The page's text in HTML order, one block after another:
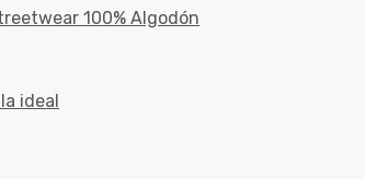
100% Algodón
ideal